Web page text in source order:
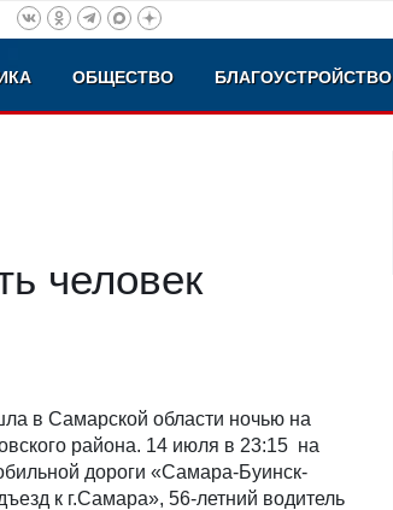
ОБЩЕСТВО БЛАГОУСТРОЙСТВО
человек
в Самарской области ночью на
района. 14 июля в 23:15 на
дороги «Самара-Буинск-
к г.Самара», 56-летний водитель